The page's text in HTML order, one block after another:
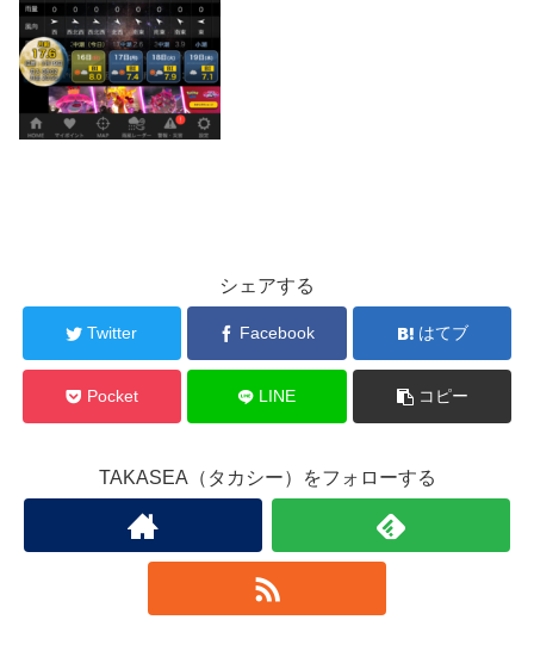
シェアする
Twitter Facebook はてブ
Pocket LINE コピー
TAKASEA（タカシー）をフォローする